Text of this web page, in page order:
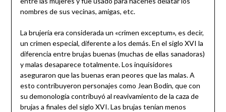
nombres de sus vecinas, amigas, etc.
La brujería era considerada un «crimen exceptum», es decir,
un crimen especial, diferente a los demás. En el siglo XVI la
diferencia entre brujas buenas (muchas de ellas sanadoras)
y malas desaparece totalmente. Los inquisidores
aseguraron que las buenas eran peores que las malas. A
esto contribuyeron personajes como Jean Bodin, que con
su demonología contribuyó al reavivamiento de la caza de
brujas a finales del siglo XVI. Las brujas tenían menos